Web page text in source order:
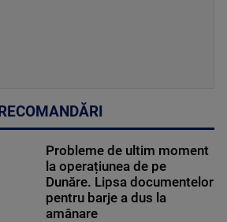
RECOMANDĂRI
Probleme de ultim moment
la operațiunea de pe
Dunăre. Lipsa documentelor
pentru barje a dus la
amânare